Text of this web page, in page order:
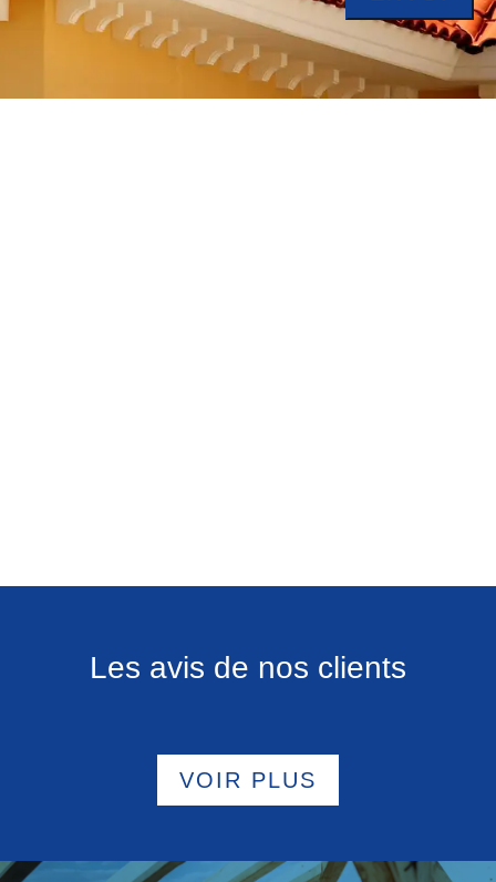
Les avis de nos clients
VOIR PLUS